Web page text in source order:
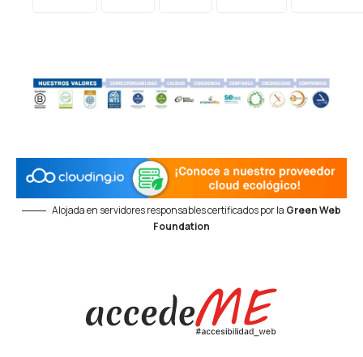
Alojada en servidores responsables certificados por la Green Web
Foundation